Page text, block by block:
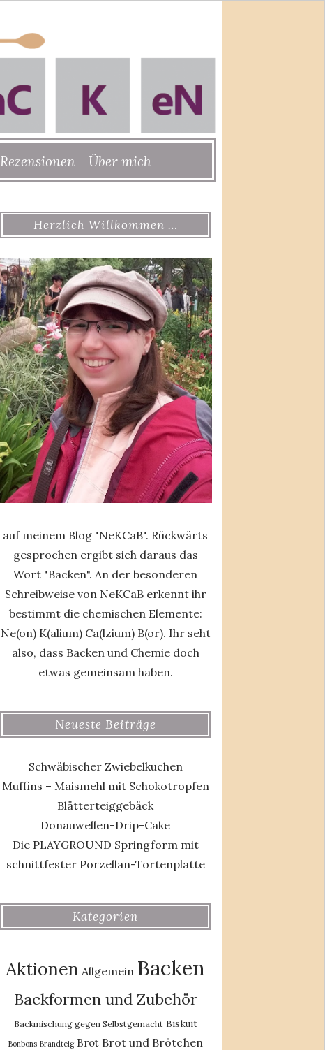
Rezensionen Über mich
Herzlich Willkommen …
auf meinem Blog "NeKCaB". Rückwärts
gesprochen ergibt sich daraus das
Wort "Backen". An der besonderen
Schreibweise von NeKCaB erkennt ihr
bestimmt die chemischen Elemente:
Ne(on) K(alium) Ca(lzium) B(or). Ihr seht
also, dass Backen und Chemie doch
etwas gemeinsam haben.
Neueste Beiträge
Schwäbischer Zwiebelkuchen
Muffins – Maismehl mit Schokotropfen
Blätterteiggebäck
Donauwellen-Drip-Cake
Die PLAYGROUND Springform mit
schnittfester Porzellan-Tortenplatte
Kategorien
Aktionen Allgemein Backen
Backformen und Zubehör
Backmischung gegen Selbstgemacht Biskuit
Bonbons Brandteig Brot Brot und Brötchen